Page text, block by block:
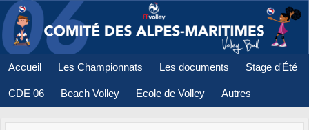
Accueil Les Championnats Les documents Stage d'Été
CDE 06 Beach Volley Ecole de Volley Autres
Panneau de gestion des cookies